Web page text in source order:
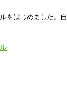
をはじめました。